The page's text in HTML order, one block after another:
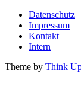
Datenschutz
Impressum
Kontakt
Intern
Theme by Think